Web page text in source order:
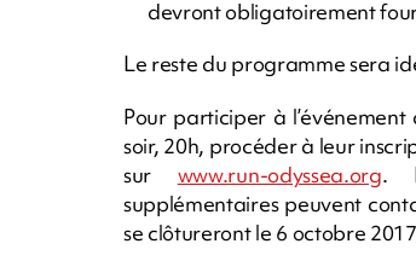
devront obligatoirement
Le reste du programme sera
Pour participer à
soir, 20h, procéder à leur
sur www.run-odyssea.org.
supplémentaires peuvent
se clôtureront le 6 octobre